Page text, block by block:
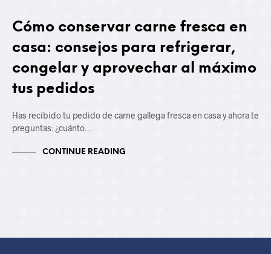
Cómo conservar carne fresca en
casa: consejos para refrigerar,
congelar y aprovechar al máximo
tus pedidos
Has recibido tu pedido de carne gallega fresca en casa y ahora te
preguntas: ¿cuánto…
CONTINUE READING